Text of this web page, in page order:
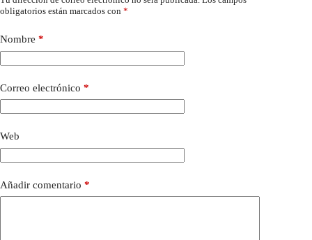
obligatorios están marcados con *
Nombre *
Correo electrónico *
Web
Añadir comentario *